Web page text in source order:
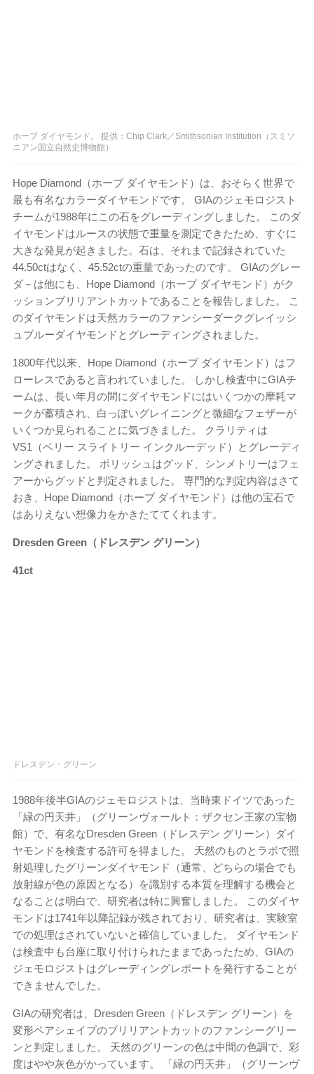
ホープ ダイヤモンド。 提供：Chip Clark／Smithsonian Institution（スミソ
ニアン国立自然史博物館）
Hope Diamond（ホープ ダイヤモンド）は、おそらく世界で
最も有名なカラーダイヤモンドです。 GIAのジェモロジスト
チームが1988年にこの石をグレーディングしました。 このダ
イヤモンドはルースの状態で重量を測定できたため、すぐに
大きな発見が起きました。石は、それまで記録されていた
44.50ctはなく、45.52ctの重量であったのです。 GIAのグレー
ダ－は他にも、Hope Diamond（ホープ ダイヤモンド）がク
ッションブリリアントカットであることを報告しました。 こ
のダイヤモンドは天然カラーのファンシーダークグレイッシ
ュブルーダイヤモンドとグレーディングされました。
1800年代以来、Hope Diamond（ホープ ダイヤモンド）はフ
ローレスであると言われていました。 しかし検査中にGIAチ
ームは、長い年月の間にダイヤモンドにはいくつかの摩耗マ
ークが蓄積され、白っぽいグレイニングと微細なフェザーが
いくつか見られることに気づきました。 クラリティは
VS1（ベリー スライトリー インクルーデッド）とグレーディ
ングされました。 ポリッシュはグッド、シンメトリーはフェ
アーからグッドと判定されました。 専門的な判定内容はさて
おき、Hope Diamond（ホープ ダイヤモンド）は他の宝石で
はありえない想像力をかきたててくれます。
Dresden Green（ドレスデン グリーン）
41ct
ドレスデン・グリーン
1988年後半GIAのジェモロジストは、当時東ドイツであった
「緑の円天井」（グリーンヴォールト：ザクセン王家の宝物
館）で、有名なDresden Green（ドレスデン グリーン）ダイ
ヤモンドを検査する許可を得ました。 天然のものとラボで照
射処理したグリーンダイヤモンド（通常、どちらの場合でも
放射線が色の原因となる）を識別する本質を理解する機会と
なることは明白で、研究者は特に興奮しました。 このダイヤ
モンドは1741年以降記録が残されており、研究者は、実験室
での処理はされていないと確信していました。 ダイヤモンド
は検査中も台座に取り付けられたままであったため、GIAの
ジェモロジストはグレーディングレポートを発行することが
できませんでした。
GIAの研究者は、Dresden Green（ドレスデン グリーン）を
変形ペアシェイプのブリリアントカットのファンシーグリー
ンと判定しました。 天然のグリーンの色は中間の色調で、彩
度はやや灰色がかっています。 「緑の円天井」（グリーンヴ